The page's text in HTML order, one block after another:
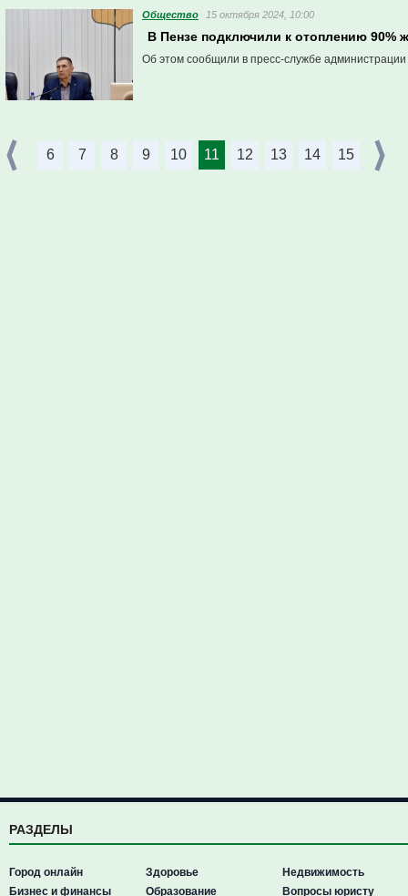
Общество 15 октября 2024, 10:00
В Пензе подключили к отоплению 90%
Об этом сообщили в пресс-службе
6 7 8 9 10 11 12 13 14 15
РАЗДЕЛЫ
Город онлайн
Бизнес и финансы
Здоровье
Образование
Недвижимость
Вопросы юристу